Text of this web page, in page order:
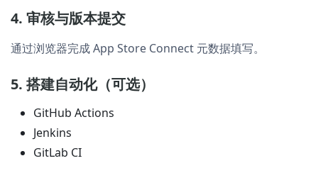
4. 审核与版本提交
通过浏览器完成 App Store Connect 元数据填写。
5. 搭建自动化（可选）
GitHub Actions
Jenkins
GitLab CI